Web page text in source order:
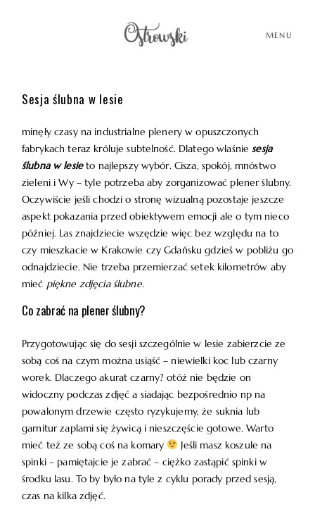
MENU
Sesja ślubna w lesie
minęły czasy na industrialne plenery w opuszczonych
fabrykach teraz króluje subtelność. Dlatego właśniesesja
ślubna w lesieto najlepszy wybór. Cisza, spokój, mnóstwo
zieleni i Wy – tyle potrzeba aby zorganizować plener ślubny.
Oczywiście jeśli chodzi o stronę wizualną pozostaje jeszcze
aspekt pokazania przed obiektywem emocji ale o tym nieco
później. Las znajdziecie wszędzie więc bez względu na to
czy mieszkacie w Krakowie czy Gdańsku gdzieś w pobliżu go
odnajdziecie. Nie trzeba przemierzać setek kilometrów aby
mieć piękne zdjęcia ślubne.
Co zabrać na plener ślubny?
Przygotowując się do sesji szczególnie w lesie zabierzcie ze
sobą coś na czym można usiąść – niewielki koc lub czarny
worek. Dlaczego akurat czarny? otóż nie będzie on
widoczny podczas zdjęć a siadając bezpośrednio np na
powalonym drzewie często ryzykujemy, że suknia lub
garnitur zaplami się żywicą i nieszczęście gotowe. Warto
mieć też ze sobą coś na komary
Jeśli masz koszule na
spinki – pamiętajcie je zabrać – ciężko zastąpić spinki w
środku lasu. To by było na tyle z cyklu porady przed sesją,
czas na kilka zdjęć.
HOME
HISTORIE
PORTFOLIO
O MNIE
WARSZTATY
KONTAKT
© COPYRIGHT ŁUKASZ OSTROWSKI